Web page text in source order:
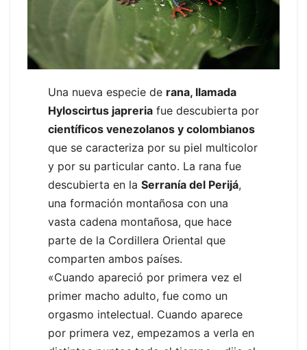
Una nueva especie de rana, llamada
Hyloscirtus japreria fue descubierta por
científicos venezolanos y colombianos
que se caracteriza por su piel multicolor
y por su particular canto. La rana fue
descubierta en la Serranía del Perijá,
una formación montañosa con una
vasta cadena montañosa, que hace
parte de la Cordillera Oriental que
comparten ambos países.
«Cuando apareció por primera vez el
primer macho adulto, fue como un
orgasmo intelectual. Cuando aparece
por primera vez, empezamos a verla en